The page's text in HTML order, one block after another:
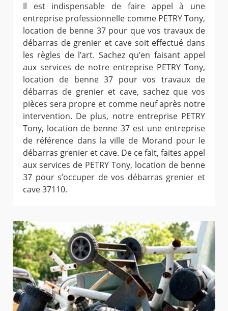
Il est indispensable de faire appel à une
entreprise professionnelle comme PETRY Tony,
location de benne 37 pour que vos travaux de
débarras de grenier et cave soit effectué dans
les règles de l’art. Sachez qu’en faisant appel
aux services de notre entreprise PETRY Tony,
location de benne 37 pour vos travaux de
débarras de grenier et cave, sachez que vos
pièces sera propre et comme neuf après notre
intervention. De plus, notre entreprise PETRY
Tony, location de benne 37 est une entreprise
de référence dans la ville de Morand pour le
débarras grenier et cave. De ce fait, faites appel
aux services de PETRY Tony, location de benne
37 pour s’occuper de vos débarras grenier et
cave 37110.